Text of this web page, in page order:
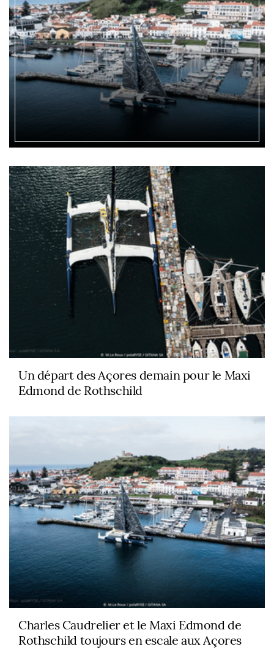
Un départ des Açores demain pour le Maxi
Edmond de Rothschild
Charles Caudrelier et le Maxi Edmond de
Rothschild toujours en escale aux Açores